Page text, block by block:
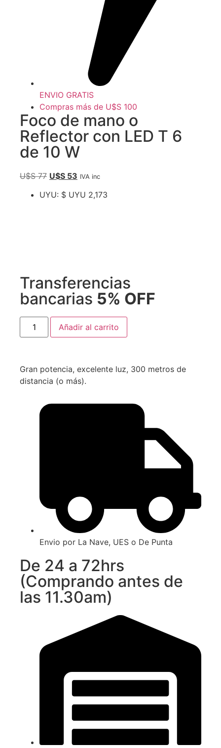
ENVIO GRATIS
Compras más de U$S 100
Foco de mano o
Reflector con LED T 6
de 10 W
U$S77 U$S 53 IVA inc
UYU: $ UYU 2,173
Transferencias
bancarias 5% OFF
Añadir al carrito
Gran potencia, excelente luz, 300 metros de
distancia (o más).
Envio por La Nave, UES o De Punta
De 24 a 72hrs
(Comprando antes de
las 11.30am)